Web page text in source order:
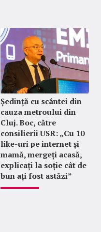
Ședință cu scântei din
cauza metroului din
Cluj. Boc, către
consilierii USR: „Cu 10
like-uri pe internet și
mamă, mergeți acasă,
explicați la soție cât de
bun ați fost astăzi”